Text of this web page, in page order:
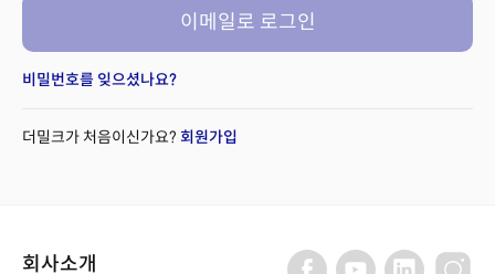
이메일로 로그인
비밀번호를 잊으셨나요?
더밀크가 처음이신가요? 회원가입
회사소개